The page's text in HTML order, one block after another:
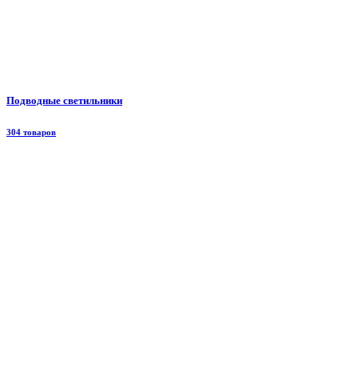
Подводные светильники
304 товаров